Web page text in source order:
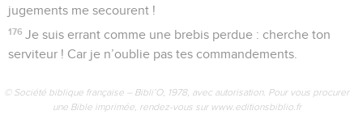
jugements me secourent !
176 Je suis errant comme une brebis perdue : cherche ton
serviteur ! Car je n’oublie pas tes commandements.
© Société biblique française – Bibli’O, 1978, avec autorisation. Pour vous procurer
une Bible imprimée, rendez-vous sur www.editionsbiblio.fr